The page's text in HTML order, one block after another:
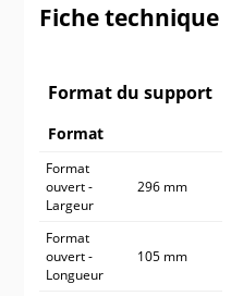
1 000 ex.438,90 €
Fiche technique
Format du support
Format
Format
ouvert -
Largeur
296 mm
Format
ouvert -
Longueur
105 mm